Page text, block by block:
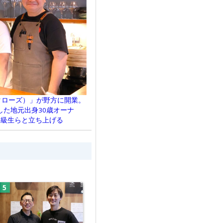
ーズ）」が野方に開業。
た地元出身30歳オーナ
生らと立ち上げる